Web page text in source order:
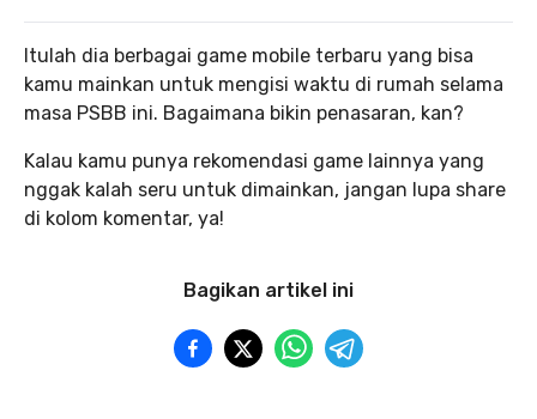
Itulah dia berbagai game mobile terbaru yang bisa
kamu mainkan untuk mengisi waktu di rumah selama
masa PSBB ini. Bagaimana bikin penasaran, kan?
Kalau kamu punya rekomendasi game lainnya yang
nggak kalah seru untuk dimainkan, jangan lupa share
di kolom komentar, ya!
Bagikan artikel ini